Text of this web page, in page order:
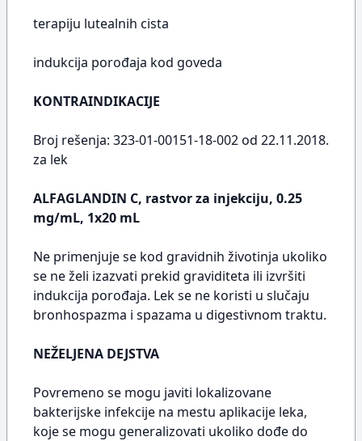
terapiju lutealnih cista
indukcija porođaja kod goveda
KONTRAINDIKACIJE
Broj rešenja: 323-01-00151-18-002 od 22.11.2018.
za lek
ALFAGLANDIN C, rastvor za injekciju, 0.25
mg/mL, 1x20 mL
Ne primenjuje se kod gravidnih životinja ukoliko
se ne želi izazvati prekid graviditeta ili izvršiti
indukcija porođaja. Lek se ne koristi u slučaju
bronhospazma i spazama u digestivnom traktu.
NEŽELJENA DEJSTVA
Povremeno se mogu javiti lokalizovane
bakterijske infekcije na mestu aplikacije leka,
koje se mogu generalizovati ukoliko dođe do